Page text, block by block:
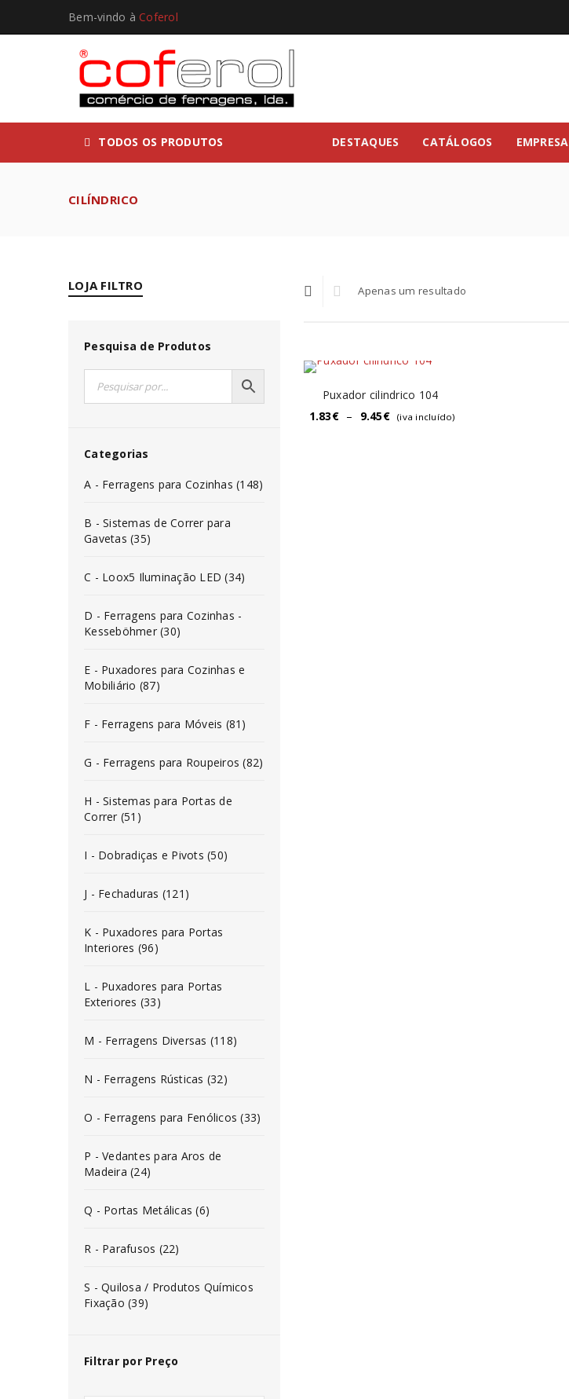
Bem-vindo à Coferol
TODOS OS PRODUTOS DESTAQUES CATÁLOGOS EMPRESA
CILÍNDRICO
LOJA FILTRO
Pesquisa de Produtos
Categorias
A - Ferragens para Cozinhas (148)
B - Sistemas de Correr para
Gavetas (35)
C - Loox5 Iluminação LED (34)
D - Ferragens para Cozinhas -
Kesseböhmer (30)
E - Puxadores para Cozinhas e
Mobiliário (87)
F - Ferragens para Móveis (81)
G - Ferragens para Roupeiros (82)
H - Sistemas para Portas de
Correr (51)
I - Dobradiças e Pivots (50)
J - Fechaduras (121)
K - Puxadores para Portas
Interiores (96)
L - Puxadores para Portas
Exteriores (33)
M - Ferragens Diversas (118)
N - Ferragens Rústicas (32)
O - Ferragens para Fenólicos (33)
P - Vedantes para Aros de
Madeira (24)
Q - Portas Metálicas (6)
R - Parafusos (22)
S - Quilosa / Produtos Químicos
Fixação (39)
Filtrar por Preço
Apenas um resultado
Puxador cilindrico 104
1.83€ – 9.45€ (iva incluído)